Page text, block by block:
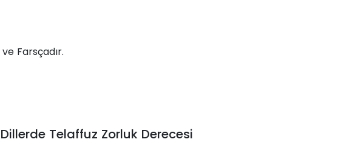
Farsçadır.
Telaffuz Zorluk Derecesi